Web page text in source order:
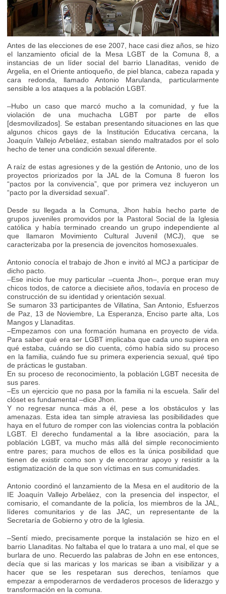
Antes de las elecciones de ese 2007, hace casi diez años, se hizo
el lanzamiento oficial de la Mesa LGBT de la Comuna 8, a
instancias de un líder social del barrio Llanaditas, venido de
Argelia, en el Oriente antioqueño, de piel blanca, cabeza rapada y
cara redonda, llamado Antonio Marulanda, particularmente
sensible a los ataques a la población LGBT.
–Hubo un caso que marcó mucho a la comunidad, y fue la
violación de una muchacha LGBT por parte de ellos
[desmovilizados]. Se estaban presentando situaciones en las que
algunos chicos gays de la Institución Educativa cercana, la
Joaquín Vallejo Arbeláez, estaban siendo maltratados por el solo
hecho de tener una condición sexual diferente.
A raíz de estas agresiones y de la gestión de Antonio, uno de los
proyectos priorizados por la JAL de la Comuna 8 fueron los
“pactos por la convivencia”, que por primera vez incluyeron un
“pacto por la diversidad sexual”.
Desde su llegada a la Comuna, Jhon había hecho parte de
grupos juveniles promovidos por la Pastoral Social de la Iglesia
católica y había terminado creando un grupo independiente al
que llamaron Movimiento Cultural Juvenil (MCJ), que se
caracterizaba por la presencia de jovencitos homosexuales.
Antonio conocía el trabajo de Jhon e invitó al MCJ a participar de
dicho pacto.
–Ese inicio fue muy particular –cuenta Jhon–, porque eran muy
chicos todos, de catorce a diecisiete años, todavía en proceso de
construcción de su identidad y orientación sexual.
Se sumaron 33 participantes de Villatina, San Antonio, Esfuerzos
de Paz, 13 de Noviembre, La Esperanza, Enciso parte alta, Los
Mangos y Llanaditas.
–Empezamos con una formación humana en proyecto de vida.
Para saber qué era ser LGBT implicaba que cada uno supiera en
qué estaba, cuándo se dio cuenta, cómo había sido su proceso
en la familia, cuándo fue su primera experiencia sexual, qué tipo
de prácticas le gustaban.
En su proceso de reconocimiento, la población LGBT necesita de
sus pares.
–Es un ejercicio que no pasa por la familia ni la escuela. Salir del
clóset es fundamental –dice Jhon.
Y no regresar nunca más a él, pese a los obstáculos y las
amenazas. Esta idea tan simple atraviesa las posibilidades que
haya en el futuro de romper con las violencias contra la población
LGBT. El derecho fundamental a la libre asociación, para la
población LGBT, va mucho más allá del simple reconocimiento
entre pares; para muchos de ellos es la única posibilidad que
tienen de existir como son y de encontrar apoyo y resistir a la
estigmatización de la que son víctimas en sus comunidades.
Antonio coordinó el lanzamiento de la Mesa en el auditorio de la
IE Joaquín Vallejo Arbeláez, con la presencia del inspector, el
comisario, el comandante de la policía, los miembros de la JAL,
líderes comunitarios y de las JAC, un representante de la
Secretaría de Gobierno y otro de la Iglesia.
–Sentí miedo, precisamente porque la instalación se hizo en el
barrio Llanaditas. No faltaba el que lo tratara a uno mal, el que se
burlara de uno. Recuerdo las palabras de John en ese entonces,
decía que si las maricas y los maricas se iban a visibilizar y a
hacer que se les respetaran sus derechos, teníamos que
empezar a empoderarnos de verdaderos procesos de liderazgo y
transformación en la comuna.